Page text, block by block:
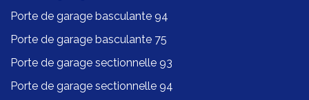
Porte de garage basculante 94
Porte de garage basculante 75
Porte de garage sectionnelle 93
Porte de garage sectionnelle 94